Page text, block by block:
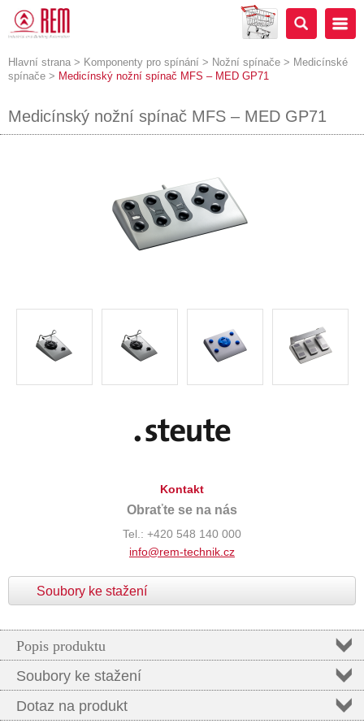
Hlavní strana > Komponenty pro spínání > Nožní spínače > Medicínské
spínače > Medicínský nožní spínač MFS – MED GP71
Medicínský nožní spínač MFS – MED GP71
Kontakt
Obraťte se na nás
Tel.: +420 548 140 000
info@rem-technik.cz
Soubory ke stažení
Popis produktu
Soubory ke stažení
Dotaz na produkt